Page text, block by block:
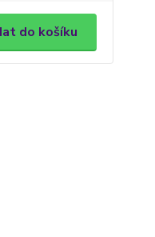
do košíku